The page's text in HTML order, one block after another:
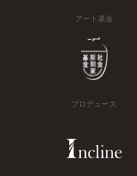
アート基金
プロデュース